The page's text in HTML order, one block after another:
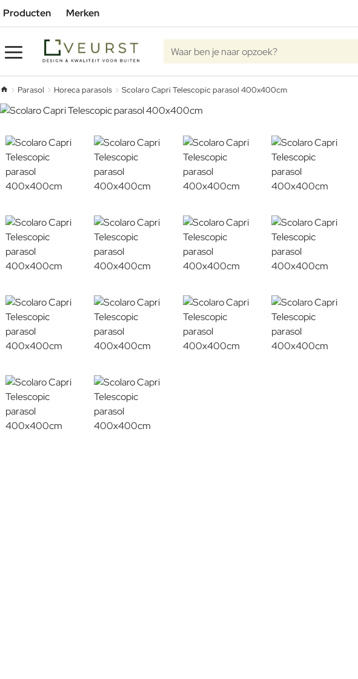
Producten Merken
Waar ben je naar opzoek?
Parasol Horeca parasols Scolaro Capri Telescopic parasol 400x400cm